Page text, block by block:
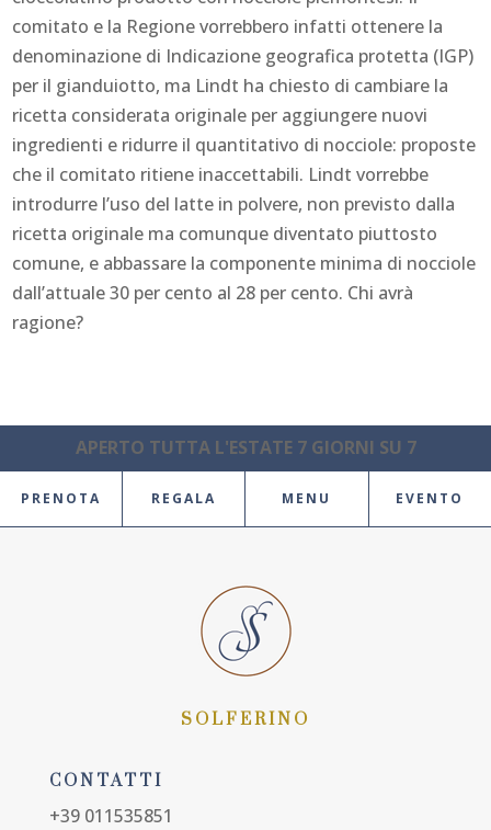
comitato e la Regione vorrebbero infatti ottenere la
denominazione di Indicazione geografica protetta (IGP)
per il gianduiotto, ma Lindt ha chiesto di cambiare la
ricetta considerata originale per aggiungere nuovi
ingredienti e ridurre il quantitativo di nocciole: proposte
che il comitato ritiene inaccettabili. Lindt vorrebbe
introdurre l’uso del latte in polvere, non previsto dalla
ricetta originale ma comunque diventato piuttosto
comune, e abbassare la componente minima di nocciole
dall’attuale 30 per cento al 28 per cento. Chi avrà
ragione?
APERTO TUTTA L'ESTATE 7 GIORNI SU 7
PRENOTA REGALA MENU EVENTO
SOLFERINO
CONTATTI
+39 011535851